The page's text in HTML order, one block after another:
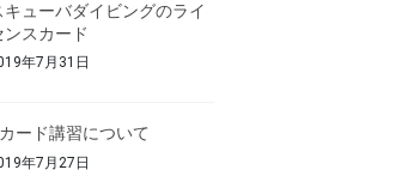
キューバダイビングのライ
ンスカード
年7月31日
ード講習について
年7月27日